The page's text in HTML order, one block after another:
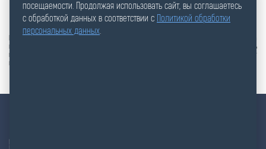
Всего этого компания добилась в кратчайшие сроки за счет высокого качества
предоставляемых услуг и внимания к деталям. Команда – главная ценность
компании. Благодаря высокому профессионализму специалисты BSA могут
гарантировать лучшие результаты.
посещаемости. Продолжая использовать сайт, вы соглашаетесь
с обработкой данных в соответствии с Политикой обработки
персональных данных.